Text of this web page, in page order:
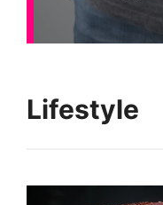
Lifestyle